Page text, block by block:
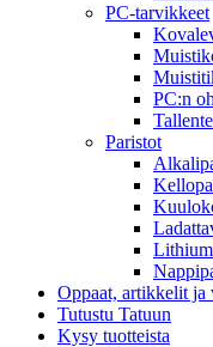
PC-tarvikkeet
PC:n
Paristot
Oppaat, artikkelit ja
Tutustu Tatuun
Kysy tuotteista